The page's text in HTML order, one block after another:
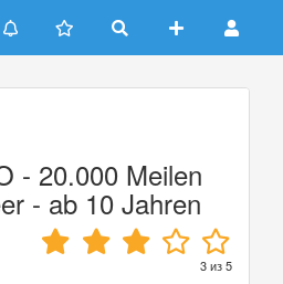
- 20.000 Meilen
- ab 10 Jahren
3из5